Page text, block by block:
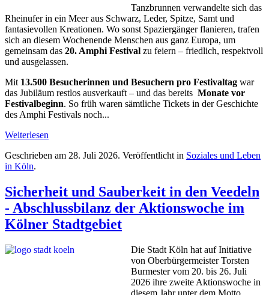
Tanzbrunnen verwandelte sich das
Rheinufer in ein Meer aus Schwarz, Leder, Spitze, Samt und
fantasievollen Kreationen. Wo sonst Spaziergänger flanieren, trafen
sich an diesem Wochenende Menschen aus ganz Europa, um
gemeinsam das 20. Amphi Festival zu feiern – friedlich, respektvoll
und ausgelassen.
Mit 13.500 Besucherinnen und Besuchern pro Festivaltag war
das Jubiläum restlos ausverkauft – und das bereits Monate vor
Festivalbeginn. So früh waren sämtliche Tickets in der Geschichte
des Amphi Festivals noch...
Weiterlesen
Geschrieben am 28. Juli 2026. Veröffentlicht in Soziales und Leben
in Köln.
Sicherheit und Sauberkeit in den Veedeln
- Abschlussbilanz der Aktionswoche im
Kölner Stadtgebiet
Die Stadt Köln hat auf Initiative
von Oberbürgermeister Torsten
Burmester vom 20. bis 26. Juli
2026 ihre zweite Aktionswoche in